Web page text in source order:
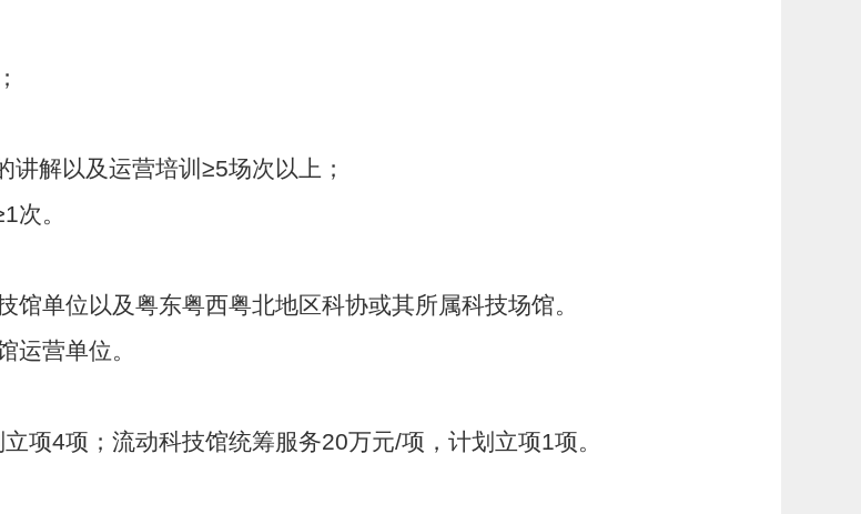
讲解以及运营培训≥5场次以上；
1次。
单位以及粤东粤西粤北地区科协或其所属科技场馆。
营单位。
项4项；流动科技馆统筹服务20万元/项，计划立项1项。